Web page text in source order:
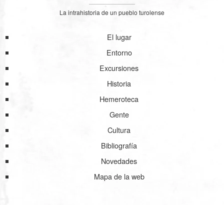
La intrahistoria de un pueblo turolense
El lugar
Entorno
Excursiones
Historia
Hemeroteca
Gente
Cultura
Bibliografía
Novedades
Mapa de la web